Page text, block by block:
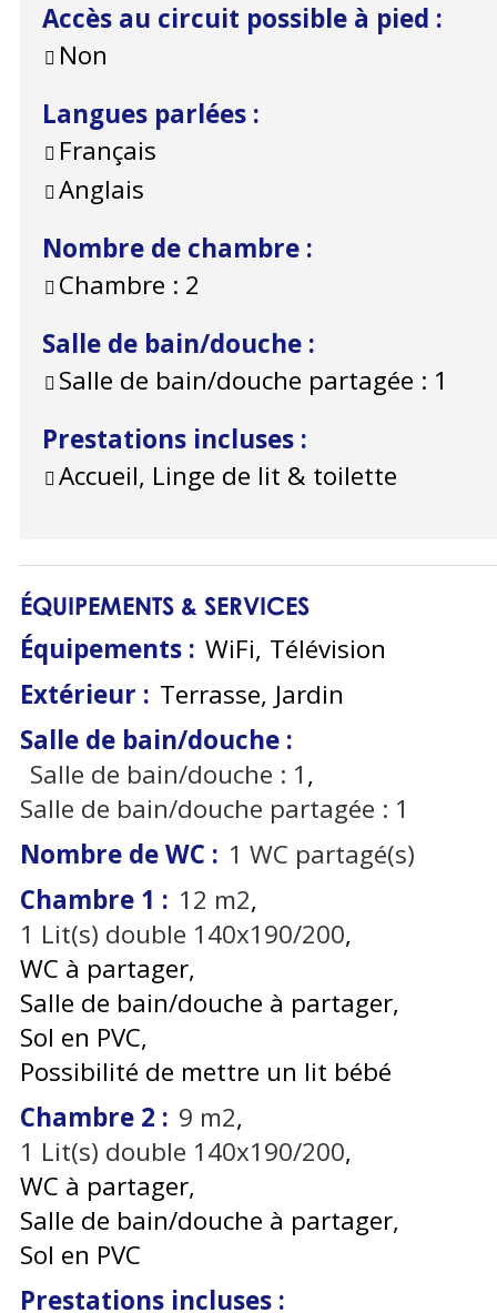
Accès au circuit possible à pied :
Non
Langues parlées :
Français
Anglais
Nombre de chambre :
Chambre : 2
Salle de bain/douche :
Salle de bain/douche partagée : 1
Prestations incluses :
Accueil, Linge de lit & toilette
ÉQUIPEMENTS & SERVICES
Équipements : WiFi Télévision
Extérieur : Terrasse Jardin
Salle de bain/douche :
Salle de bain/douche : 1
Salle de bain/douche partagée : 1
Nombre de WC : 1 WC partagé(s)
Chambre 1 : 12 m2
1 Lit(s) double 140x190/200
WC à partager
Salle de bain/douche à partager
Sol en PVC
Possibilité de mettre un lit bébé
Chambre 2 : 9 m2
1 Lit(s) double 140x190/200
WC à partager
Salle de bain/douche à partager
Sol en PVC
Prestations incluses :